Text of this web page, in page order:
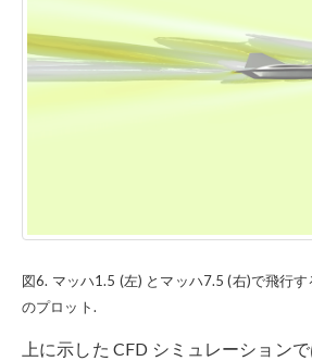
図6. マッハ1.5 (左) とマッハ7.5 (右)で飛行
のプロット.
上に示した CFD シミュレーション